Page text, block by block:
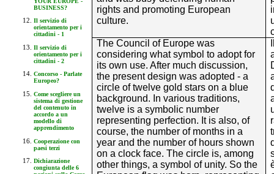
BUSINESS?
Il servizio di
orientamento per i
cittadini - 1
Il servizio di
orientamento per i
cittadini - 2
Concorso - Parlate
Europeo?
Come scegliere un
sistema di gestione
del contenuto in
accordo a un
modello di
apprendimento
Cooperazione con
paesi terzi
Dichiarazione
congiunta delle 6
rights and promoting European
culture.
The Council of Europe was
considering what symbol to adopt for
its own use. After much discussion,
the present design was adopted - a
circle of twelve gold stars on a blue
background. In various traditions,
twelve is a symbolic number
representing perfection. It is also, of
course, the number of months in a
year and the number of hours shown
on a clock face. The circle is, among
other things, a symbol of unity. So the